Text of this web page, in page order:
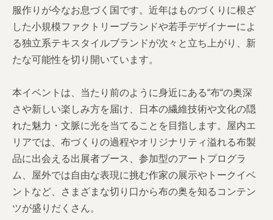
服作りが今なお息づく国です。近年はものづくりに根ざ
した小規模ファクトリーブランドや若手デザイナーによ
る独立系テキスタイルブランドが次々と立ち上がり、新
たな可能性を切り開いています。
本イベントは、当たり前のように身近にある“布“の奥深
さや新しい楽しみ方を届け、日本の繊維技術や文化の隠
れた魅力・文脈に光を当てることを目指します。屋内エ
リアでは、布づくりの過程やオリジナリティ溢れる布製
品に出会える出展者ブース、参加型のアートプログラ
ム、屋外では自由な表現に挑む作家の展示やトークイベ
ントなど、さまざまな切り口から布の奥を知るコンテン
ツが盛りだくさん。